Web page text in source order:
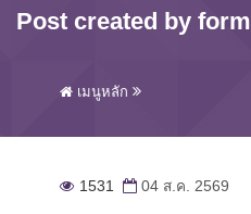
Post created by form
เมนูหลัก
1531 04 ส.ค. 2569